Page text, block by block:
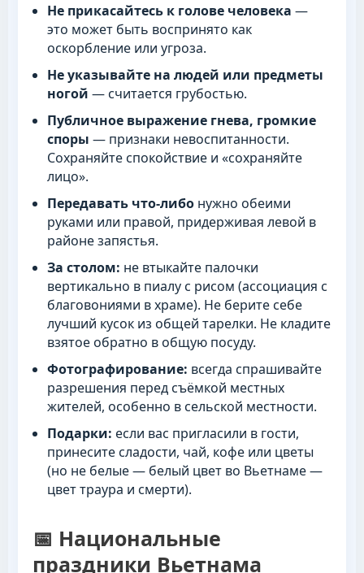
Не прикасайтесь к голове человека —
это может быть воспринято как
оскорбление или угроза.
Не указывайте на людей или предметы
ногой — считается грубостью.
Публичное выражение гнева, громкие
споры — признаки невоспитанности.
Сохраняйте спокойствие и «сохраняйте
лицо».
Передавать что-либо нужно обеими
руками или правой, придерживая левой в
районе запястья.
За столом: не втыкайте палочки
вертикально в пиалу с рисом (ассоциация с
благовониями в храме). Не берите себе
лучший кусок из общей тарелки. Не кладите
взятое обратно в общую посуду.
Фотографирование: всегда спрашивайте
разрешения перед съёмкой местных
жителей, особенно в сельской местности.
Подарки: если вас пригласили в гости,
принесите сладости, чай, кофе или цветы
(но не белые — белый цвет во Вьетнаме —
цвет траура и смерти).
📅 Национальные
праздники Вьетнама